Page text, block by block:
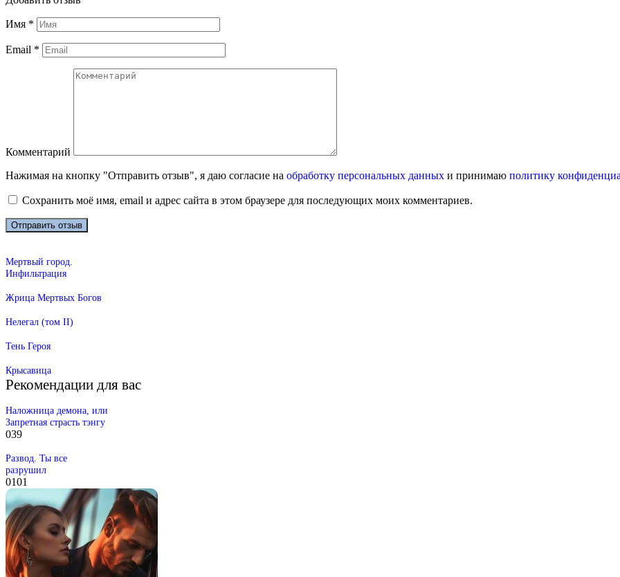
Имя *
Email *
Комментарий
Нажимая на кнопку "Отправить отзыв", я даю согласие на обработку персональных данных и принимаю политику
Сохранить моё имя, email и адрес сайта в этом браузере для последующих моих комментариев.
Мертвый город.
Инфильтрация
Жрица Мертвых Богов
Нелегал (том II)
Тень Героя
Крысавица
Рекомендации для вас
Наложница демона, или
Запретная страсть тэнгу
039
Развод. Ты все
разрушил
0101